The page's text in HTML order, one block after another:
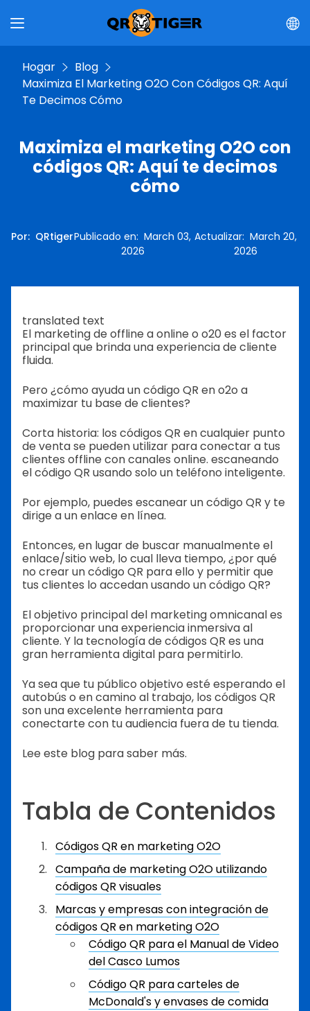
Hogar
Blog
Maximiza El Marketing O2O Con Códigos QR: Aquí
Te Decimos Cómo
Maximiza el marketing O2O con
códigos QR: Aquí te decimos
cómo
Por: QRtigerPublicado en:March 03,
2026
Actualizar: March 20,
2026
translated text
El marketing de offline a online o o20 es el factor
principal que brinda una experiencia de cliente
fluida.
Pero ¿cómo ayuda un código QR en o2o a
maximizar tu base de clientes?
Corta historia: los códigos QR en cualquier punto
de venta se pueden utilizar para conectar a tus
clientes offline con canales online. escaneando
el código QR usando solo un teléfono inteligente.
Por ejemplo, puedes escanear un código QR y te
dirige a un enlace en línea.
Entonces, en lugar de buscar manualmente el
enlace/sitio web, lo cual lleva tiempo, ¿por qué
no crear un código QR para ello y permitir que
tus clientes lo accedan usando un código QR?
El objetivo principal del marketing omnicanal es
proporcionar una experiencia inmersiva al
cliente. Y la tecnología de códigos QR es una
gran herramienta digital para permitirlo.
Ya sea que tu público objetivo esté esperando el
autobús o en camino al trabajo, los códigos QR
son una excelente herramienta para
conectarte con tu audiencia fuera de tu tienda.
Lee este blog para saber más.
Tabla de Contenidos
Códigos QR en marketing O2O
Campaña de marketing O2O utilizando
códigos QR visuales
Marcas y empresas con integración de
códigos QR en marketing O2O
Código QR para el Manual de Video
del Casco Lumos
Código QR para carteles de
McDonald's y envases de comida